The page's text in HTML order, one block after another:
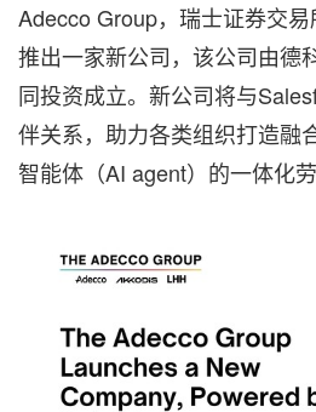
Adecco Group，瑞士证券交
推出一家新公司，该公司由德
同投资成立。新公司将与
伴关系，助力各类组织打造融
智能体（AI agent）的一体化劳